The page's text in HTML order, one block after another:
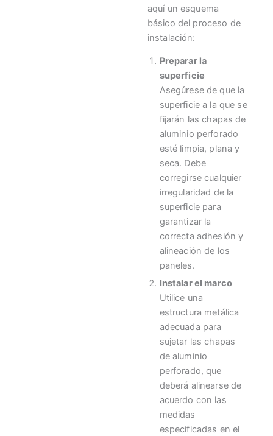
aquí un esquema
básico del proceso de
instalación:
Preparar la
superficie
Asegúrese de que la
superficie a la que se
fijarán las chapas de
aluminio perforado
esté limpia, plana y
seca. Debe
corregirse cualquier
irregularidad de la
superficie para
garantizar la
correcta adhesión y
alineación de los
paneles.
Instalar el marco
Utilice una
estructura metálica
adecuada para
sujetar las chapas
de aluminio
perforado, que
deberá alinearse de
acuerdo con las
medidas
especificadas en el